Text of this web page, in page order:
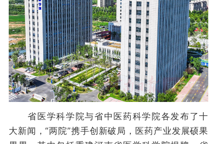
省医学科学院与省中医药科学院各发布了十
大新闻，“两院”携手创新破局，医药产业发展硕果